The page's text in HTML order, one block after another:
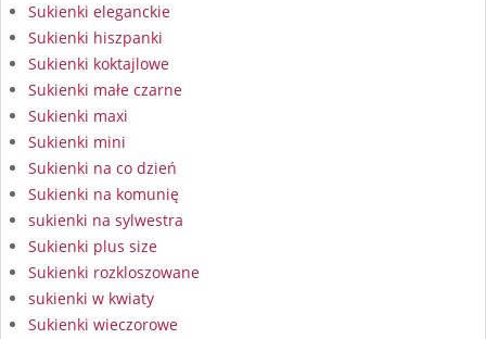
Sukienki eleganckie
Sukienki hiszpanki
Sukienki koktajlowe
Sukienki małe czarne
Sukienki maxi
Sukienki mini
Sukienki na co dzień
Sukienki na komunię
sukienki na sylwestra
Sukienki plus size
Sukienki rozkloszowane
sukienki w kwiaty
Sukienki wieczorowe